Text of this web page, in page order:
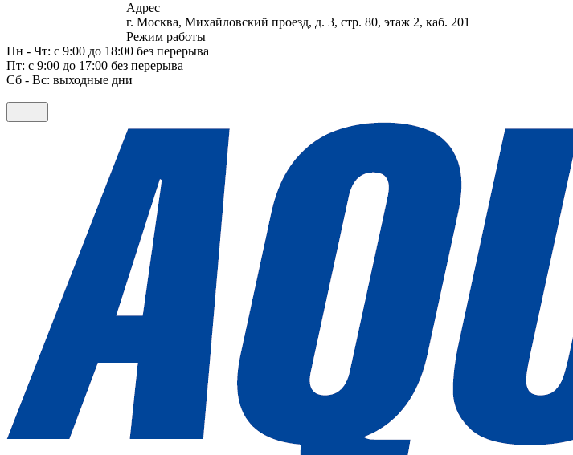
Адрес
г. Москва, Михайловский проезд, д. 3, стр. 80, этаж 2, каб. 201
Режим работы
Пн - Чт: с 9:00 до 18:00 без перерыва
Пт: с 9:00 до 17:00 без перерыва
Сб - Вс: выходные дни